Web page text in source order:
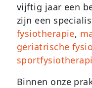
vijftig jaar een
zijn een
fysiotherapie,
geriatrische
Binnen onze